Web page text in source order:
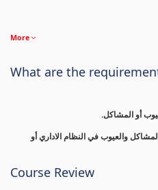
More
What are the
أو المشاكل.
والعيوب في النظام الاداري أو
Course Review